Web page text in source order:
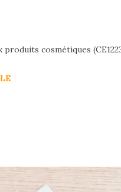
cosmétiques